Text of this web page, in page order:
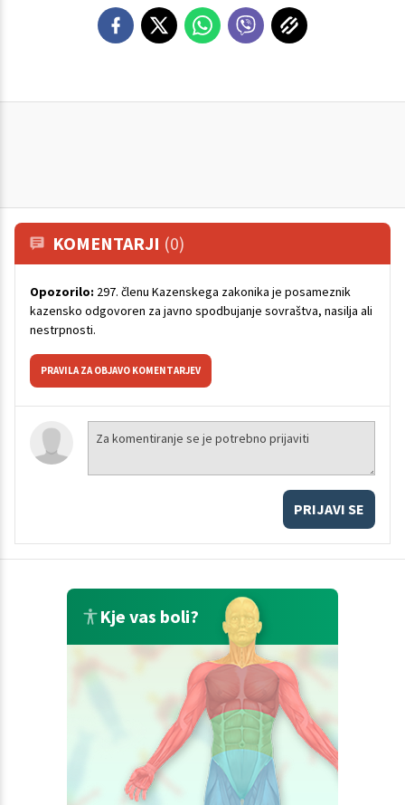
KOMENTARJI (0)
Opozorilo: 297. členu Kazenskega zakonika je posameznik
kazensko odgovoren za javno spodbujanje sovraštva, nasilja ali
nestrpnosti.
PRAVILA ZA OBJAVO KOMENTARJEV
PRIJAVI SE
Kje vas boli?